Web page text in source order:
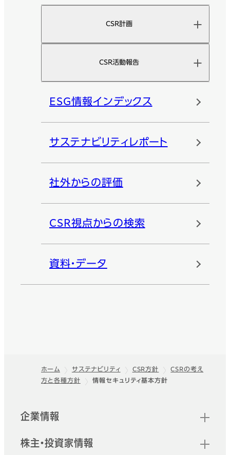
CSR計画
CSR活動報告
ESG情報インデックス
サステナビリティレポート
社外からの評価
CSR視点からの検索
資料・データ
フッター
ホーム サステナビリティ CSR方針
CSRの考え
方と各種方針
情報セキュリティ基本方針
クイックリンク
企業情報
株主・投資家情報